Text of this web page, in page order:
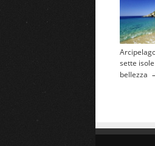
sette
bellezza